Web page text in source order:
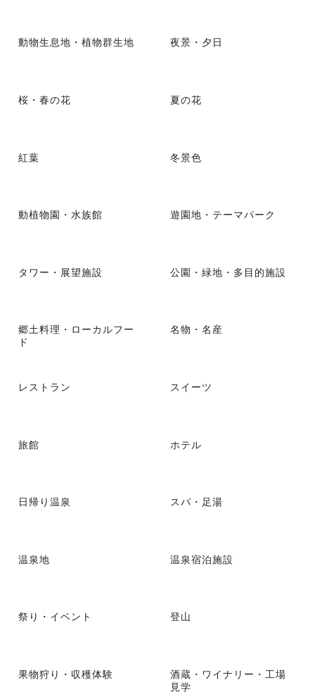
動物生息地・植物群生地 夜景・夕日
桜・春の花 夏の花
紅葉 冬景色
動植物園・水族館 遊園地・テーマパーク
タワー・展望施設 公園・緑地・多目的施設
郷土料理・ローカルフー
ド
名物・名産
レストラン スイーツ
旅館 ホテル
日帰り温泉 スパ・足湯
温泉地 温泉宿泊施設
祭り・イベント 登山
果物狩り・収穫体験
酒蔵・ワイナリー・工場
見学